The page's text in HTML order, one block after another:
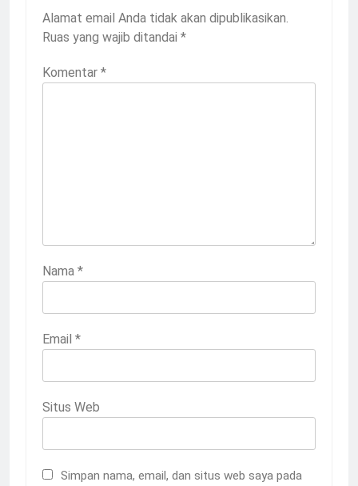
Alamat email Anda tidak akan dipublikasikan.
Ruas yang wajib ditandai *
Komentar *
Nama *
Email *
Situs Web
Simpan nama, email, dan situs web saya pada